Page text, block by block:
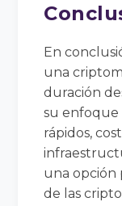
En
una
duración
su enfoque
rápidos,
una opción
de las